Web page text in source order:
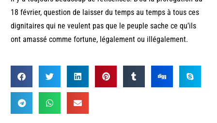
18 février, question de laisser du temps au temps à tous ces
dignitaires qui ne veulent pas que le peuple sache ce qu’ils
ont amassé comme fortune, légalement ou illégalement.